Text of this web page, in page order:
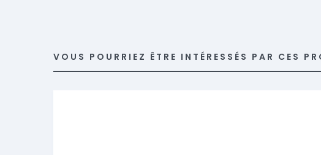
VOUS POURRIEZ ÊTRE INTÉRESSÉS PAR CES